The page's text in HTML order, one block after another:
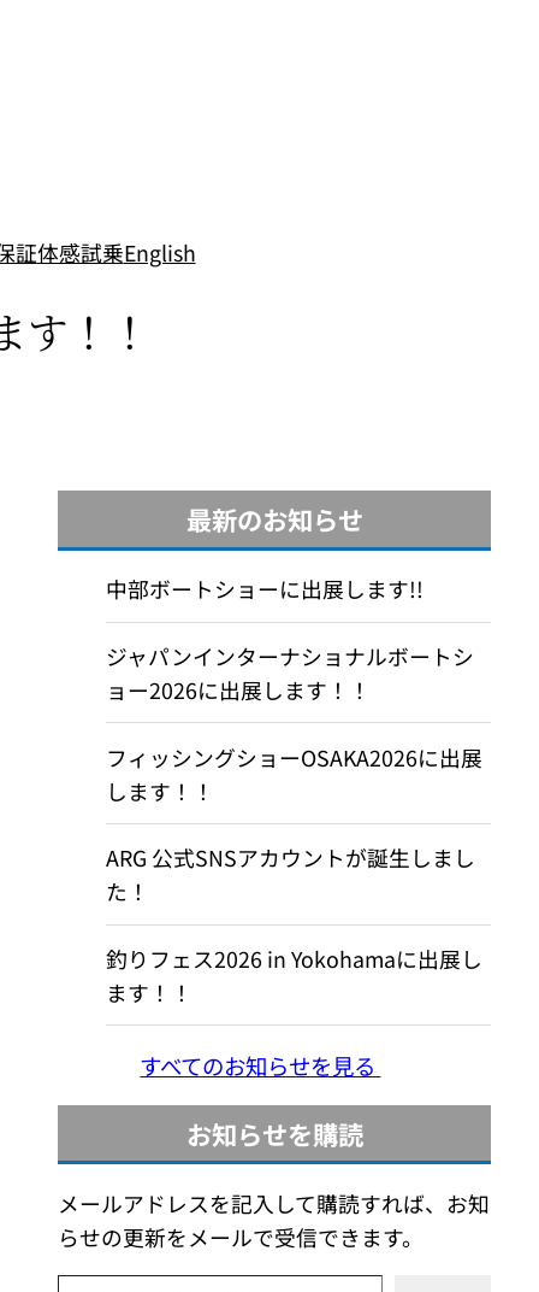
証体感試乗English
！！
最新のお知らせ
中部ボートショーに出展します!!
ジャパンインターナショナルボートシ
ョー2026に出展します！！
フィッシングショーOSAKA2026に出展
します！！
ARG 公式SNSアカウントが誕生しまし
た！
釣りフェス2026 in Yokohamaに出展し
ます！！
すべてのお知らせを見る
お知らせを購読
メールアドレスを記入して購読すれば、お知
らせの更新をメールで受信できます。
メールアドレスを入力…